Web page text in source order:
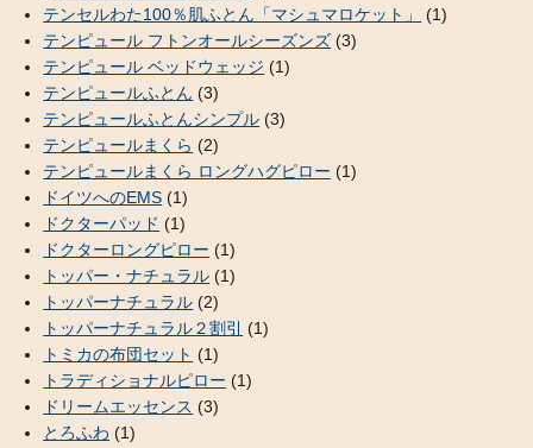
テンセルわた100％肌ふとん「マシュマロケット」
(1)
テンピュール フトンオールシーズンズ (3)
テンピュール ベッドウェッジ (1)
テンピュールふとん (3)
テンピュールふとんシンプル (3)
テンピュールまくら (2)
テンピュールまくら ロングハグピロー (1)
ドイツへのEMS (1)
ドクターパッド (1)
ドクターロングピロー (1)
トッパー・ナチュラル (1)
トッパーナチュラル (2)
トッパーナチュラル２割引
(1)
トミカの布団セット (1)
トラディショナルピロー (1)
ドリームエッセンス (3)
とろふわ (1)